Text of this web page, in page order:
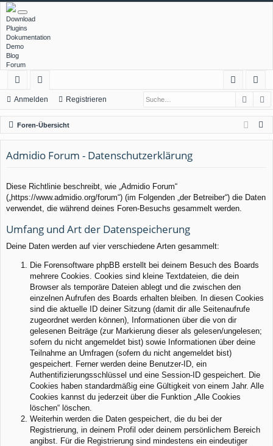
Download
Plugins
Dokumentation
Demo
Blog
Forum
ch
ne
llz
ug
f
or
en
m
el
ist
rie
Anmelden Registrieren
Foren-Übersicht
Admidio Forum - Datenschutzerklärung
Diese Richtlinie beschreibt, wie „Admidio Forum“
(„https://www.admidio.org/forum“) (im Folgenden „der Betreiber“) die Daten
verwendet, die während deines Foren-Besuchs gesammelt werden.
Umfang und Art der Datenspeicherung
Deine Daten werden auf vier verschiedene Arten gesammelt:
Die Forensoftware phpBB erstellt bei deinem Besuch des Boards
mehrere Cookies. Cookies sind kleine Textdateien, die dein
Browser als temporäre Dateien ablegt und die zwischen den
einzelnen Aufrufen des Boards erhalten bleiben. In diesen Cookies
sind die aktuelle ID deiner Sitzung (damit dir alle Seitenaufrufe
zugeordnet werden können), Informationen über die von dir
gelesenen Beiträge (zur Markierung dieser als gelesen/ungelesen;
sofern du nicht angemeldet bist) sowie Informationen über deine
Teilnahme an Umfragen (sofern du nicht angemeldet bist)
gespeichert. Ferner werden deine Benutzer-ID, ein
Authentifizierungsschlüssel und eine Session-ID gespeichert. Die
Cookies haben standardmäßig eine Gültigkeit von einem Jahr. Alle
Cookies kannst du jederzeit über die Funktion „Alle Cookies
löschen“ löschen.
Weiterhin werden die Daten gespeichert, die du bei der
Registrierung, in deinem Profil oder deinem persönlichem Bereich
angibst. Für die Registrierung sind mindestens ein eindeutiger